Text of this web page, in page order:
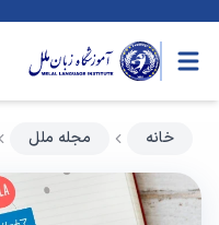
خانه مجله ملل